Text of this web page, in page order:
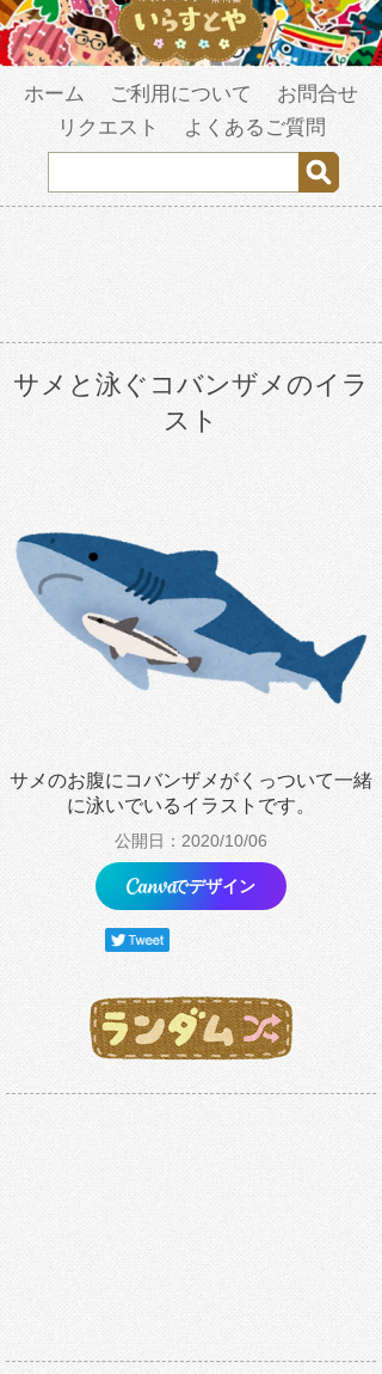
ホーム ご利用について
お問合せ
リクエスト
よくあるご質問
サメと泳ぐコバンザメのイラ
スト
サメのお腹にコバンザメがくっついて一緒
に泳いでいるイラストです。
公開日：2020/10/06
でデザイン